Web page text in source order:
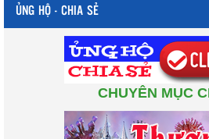
ỦNG HỘ - CHIA SẺ
CHUYÊN MỤC